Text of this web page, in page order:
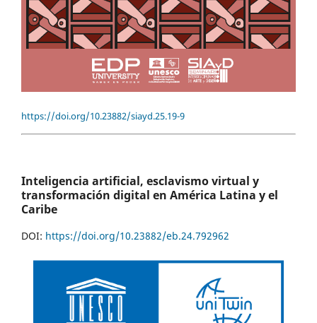
https://doi.org/10.23882/siayd.25.19-9
Inteligencia artificial, esclavismo virtual y
transformación digital en América Latina y el
Caribe
DOI: https://doi.org/10.23882/eb.24.792962